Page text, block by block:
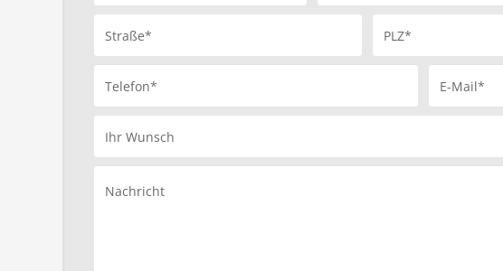
Straße* PLZ*
Telefon* E-Mail*
Ihr Wunsch
Nachricht